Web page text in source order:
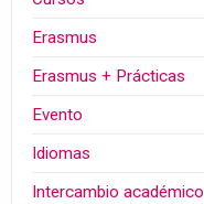
Erasmus
Erasmus + Prácticas
Evento
Idiomas
Intercambio académico